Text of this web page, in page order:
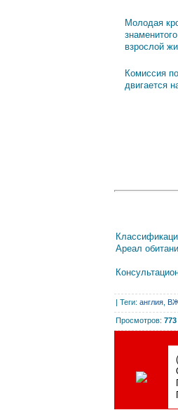
Молодая
взрослой
Комиссия
двигается
Ареал
Теги: англия
Просмотров: 773